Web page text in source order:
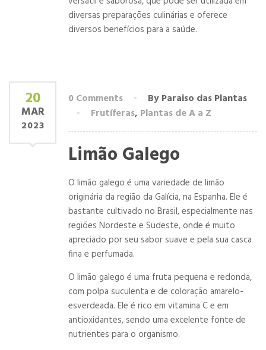
diversas preparações culinárias e oferece
diversos benefícios para a saúde.
20
MAR
2023
0 Comments
By Paraiso das Plantas
Frutíferas, Plantas de A a Z
Limão Galego
O limão galego é uma variedade de limão
originária da região da Galícia, na Espanha. Ele é
bastante cultivado no Brasil, especialmente nas
regiões Nordeste e Sudeste, onde é muito
apreciado por seu sabor suave e pela sua casca
fina e perfumada.
O limão galego é uma fruta pequena e redonda,
com polpa suculenta e de coloração amarelo-
esverdeada. Ele é rico em vitamina C e em
antioxidantes, sendo uma excelente fonte de
nutrientes para o organismo.